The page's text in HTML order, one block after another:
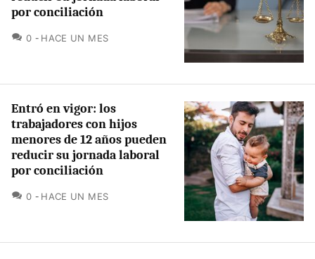
por conciliación
0 COMENTARIOS
HACE UN MES
Entró en vigor: los
trabajadores con hijos
menores de 12 años pueden
reducir su jornada laboral
por conciliación
0 COMENTARIOS
HACE UN MES